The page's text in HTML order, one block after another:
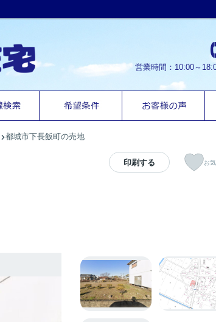
営業時間：10:00～
都城市下長飯町の売地
印刷する お